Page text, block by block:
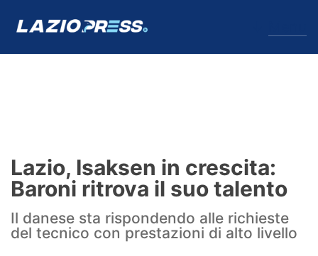
Formello
Infortuni
Primavera
Lazio, Isaksen in crescita:
Baroni ritrova il suo talento
Il danese sta rispondendo alle richieste
del tecnico con prestazioni di alto livello